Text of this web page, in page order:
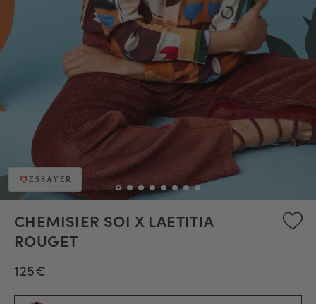
ESSAYER
CHEMISIER SOI X LAETITIA
ROUGET
125€